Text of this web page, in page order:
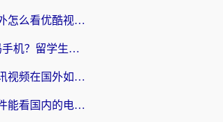
海外党别愁！国外怎么看优酷视频？一招解决追剧、看直播难题
海外可以看b站吗手机？留学生亲测有效的回国加速指南
海外党必看：腾讯视频在国外如何解除地域限制？附优酷咪咕使用指南
在国外用什么软件能看国内的电视剧啊？留学生亲测有效的回国加速方案